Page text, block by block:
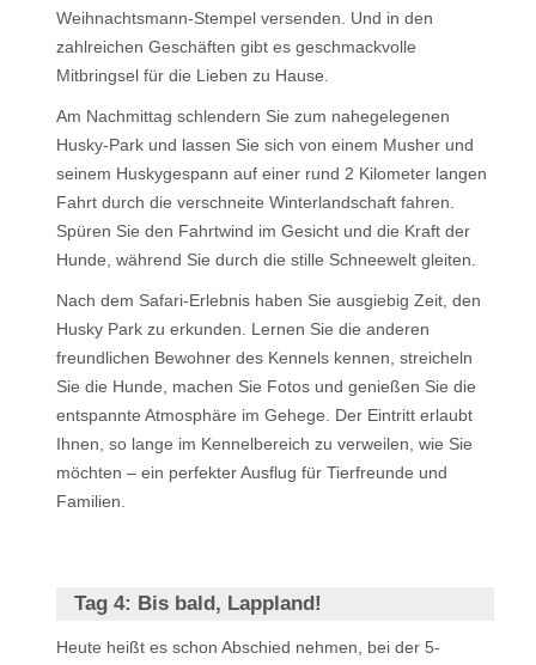
Weihnachtsmann-Stempel versenden. Und in den
zahlreichen Geschäften gibt es geschmackvolle
Mitbringsel für die Lieben zu Hause.
Am Nachmittag schlendern Sie zum nahegelegenen
Husky-Park und lassen Sie sich von einem Musher und
seinem Huskygespann auf einer rund 2 Kilometer langen
Fahrt durch die verschneite Winterlandschaft fahren.
Spüren Sie den Fahrtwind im Gesicht und die Kraft der
Hunde, während Sie durch die stille Schneewelt gleiten.
Nach dem Safari-Erlebnis haben Sie ausgiebig Zeit, den
Husky Park zu erkunden. Lernen Sie die anderen
freundlichen Bewohner des Kennels kennen, streicheln
Sie die Hunde, machen Sie Fotos und genießen Sie die
entspannte Atmosphäre im Gehege. Der Eintritt erlaubt
Ihnen, so lange im Kennelbereich zu verweilen, wie Sie
möchten – ein perfekter Ausflug für Tierfreunde und
Familien.
Tag 4: Bis bald, Lappland!
Heute heißt es schon Abschied nehmen, bei der 5-